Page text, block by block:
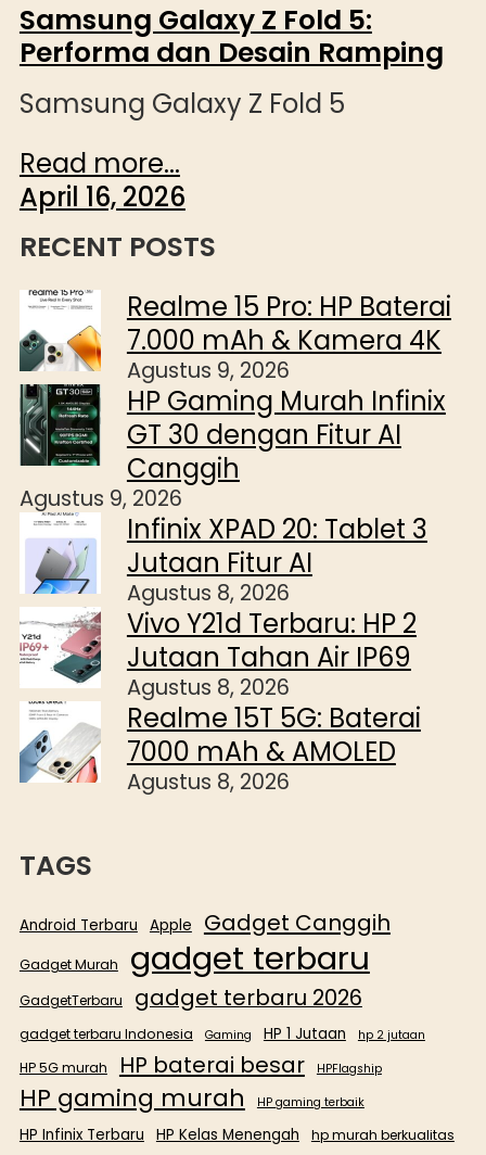
Samsung Galaxy Z Fold 5:
Performa dan Desain Ramping
Samsung Galaxy Z Fold 5
Read more...
April 16, 2026
RECENT POSTS
Realme 15 Pro: HP Baterai
7.000 mAh & Kamera 4K
Agustus 9, 2026
HP Gaming Murah Infinix
GT 30 dengan Fitur AI
Canggih
Agustus 9, 2026
Infinix XPAD 20: Tablet 3
Jutaan Fitur AI
Agustus 8, 2026
Vivo Y21d Terbaru: HP 2
Jutaan Tahan Air IP69
Agustus 8, 2026
Realme 15T 5G: Baterai
7000 mAh & AMOLED
Agustus 8, 2026
TAGS
Android Terbaru Apple Gadget Canggih
Gadget Murah gadget terbaru
GadgetTerbaru gadget terbaru 2026
gadget terbaru Indonesia Gaming HP 1 Jutaan hp 2 jutaan
HP 5G murah HP baterai besar HPFlagship
HP gaming murah HP gaming terbaik
HP Infinix Terbaru HP Kelas Menengah hp murah berkualitas